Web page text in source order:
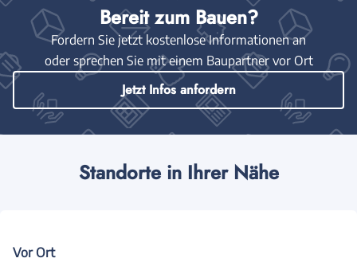
Bereit zum Bauen?
Fordern Sie jetzt kostenlose Informationen an
oder sprechen Sie mit einem Baupartner vor Ort
Jetzt Infos anfordern
Standorte in Ihrer Nähe
Vor Ort